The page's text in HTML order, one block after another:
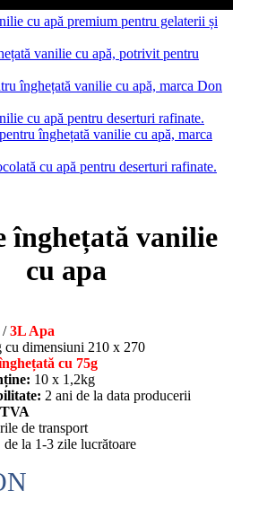
înghețată vanilie
cu apa
/3L Apa
cu dimensiuni 210 х 270
cu 75g
10 х 1,2kg
2 ani de la data producerii
de transport
de la 1-3 zile lucrătoare